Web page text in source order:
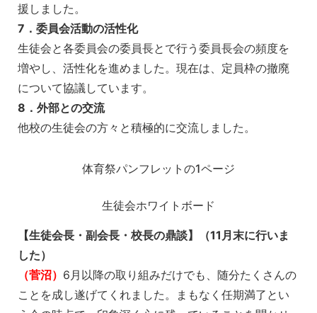
援しました。
7．委員会活動の活性化
生徒会と各委員会の委員長とで行う委員長会の頻度を
増やし、活性化を進めました。現在は、定員枠の撤廃
について協議しています。
8．外部との交流
他校の生徒会の方々と積極的に交流しました。
体育祭パンフレットの1ページ
生徒会ホワイトボード
【生徒会長・副会長・校長の鼎談】（11月末に行いま
した）
（菅沼） 6月以降の取り組みだけでも、随分たくさんの
ことを成し遂げてくれました。まもなく任期満了とい